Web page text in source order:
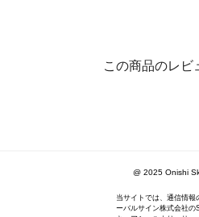
この商品のレビ
@ 2025 Onishi
当サイトでは、通信情報
ーバルサイン株式会社の